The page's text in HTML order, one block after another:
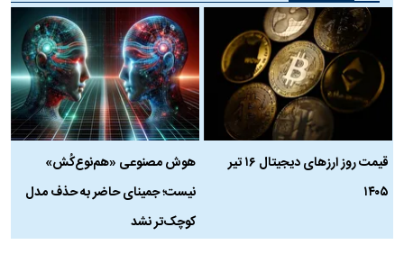
قیمت روز ارز‌های دیجیتال ۱۶ تیر
۱۴۰۵
هوش مصنوعی «هم‌نوع‌کُش»
نیست؛ جمینای حاضر به حذف مدل
کوچک‌تر نشد